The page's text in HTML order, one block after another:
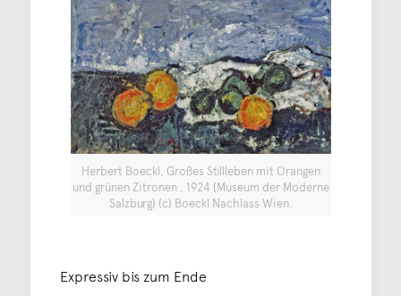
Herbert Boeckl, Großes Stillleben mit Orangen
und grünen Zitronen , 1924 (Museum der Moderne
Salzburg) (c) Boeckl Nachlass Wien.
Expressiv bis zum Ende